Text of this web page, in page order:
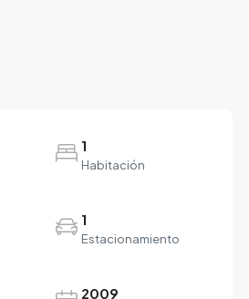
1
Habitación
1
Estacionamiento
2009